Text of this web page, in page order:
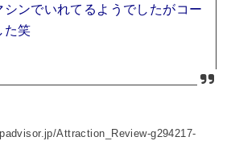
シンでいれてるようでしたがコー
た笑
Attraction_Review-g294217-